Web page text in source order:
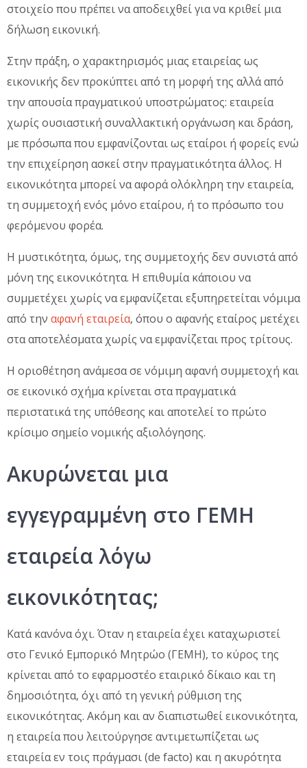
στοιχείο που πρέπει να αποδειχθεί για να κριθεί μια
δήλωση εικονική.
Στην πράξη, ο χαρακτηρισμός μιας εταιρείας ως
εικονικής δεν προκύπτει από τη μορφή της αλλά από
την απουσία πραγματικού υποστρώματος: εταιρεία
χωρίς ουσιαστική συναλλακτική οργάνωση και δράση,
με πρόσωπα που εμφανίζονται ως εταίροι ή φορείς ενώ
την επιχείρηση ασκεί στην πραγματικότητα άλλος. Η
εικονικότητα μπορεί να αφορά ολόκληρη την εταιρεία,
τη συμμετοχή ενός μόνο εταίρου, ή το πρόσωπο του
φερόμενου φορέα.
Η μυστικότητα, όμως, της συμμετοχής δεν συνιστά από
μόνη της εικονικότητα. Η επιθυμία κάποιου να
συμμετέχει χωρίς να εμφανίζεται εξυπηρετείται νόμιμα
από την αφανή εταιρεία, όπου ο αφανής εταίρος μετέχει
στα αποτελέσματα χωρίς να εμφανίζεται προς τρίτους.
Η οριοθέτηση ανάμεσα σε νόμιμη αφανή συμμετοχή και
σε εικονικό σχήμα κρίνεται στα πραγματικά
περιστατικά της υπόθεσης και αποτελεί το πρώτο
κρίσιμο σημείο νομικής αξιολόγησης.
Ακυρώνεται μια
εγγεγραμμένη στο ΓΕΜΗ
εταιρεία λόγω
εικονικότητας;
Κατά κανόνα όχι. Όταν η εταιρεία έχει καταχωριστεί
στο Γενικό Εμπορικό Μητρώο (ΓΕΜΗ), το κύρος της
κρίνεται από το εφαρμοστέο εταιρικό δίκαιο και τη
δημοσιότητα, όχι από τη γενική ρύθμιση της
εικονικότητας. Ακόμη και αν διαπιστωθεί εικονικότητα,
η εταιρεία που λειτούργησε αντιμετωπίζεται ως
εταιρεία εν τοις πράγμασι (de facto) και η ακυρότητα